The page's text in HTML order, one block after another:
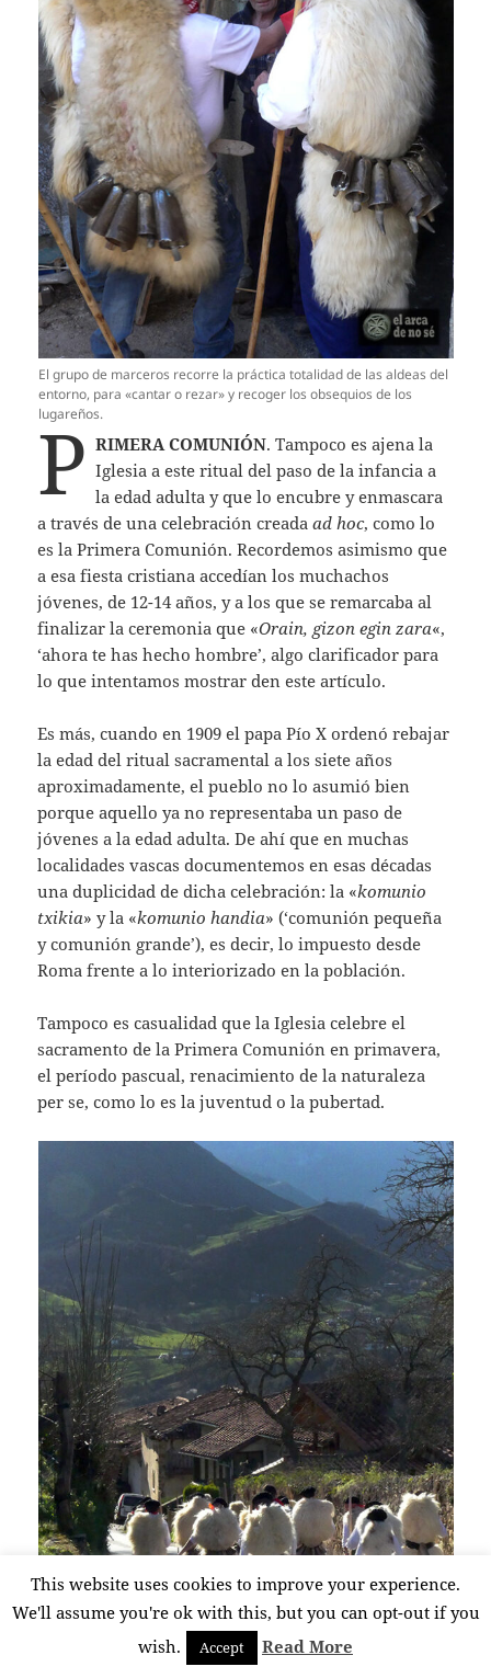
El grupo de marceros recorre la práctica totalidad de las aldeas del
entorno, para «cantar o rezar» y recoger los obsequios de los
lugareños.
P RIMERA COMUNIÓN. Tampoco es ajena la
Iglesia a este ritual del paso de la infancia a
la edad adulta y que lo encubre y enmascara
a través de una celebración creadaad hoc, como lo
es la Primera Comunión. Recordemos asimismo que
a esa fiesta cristiana accedían los muchachos
jóvenes, de 12-14 años, y a los que se remarcaba al
finalizar la ceremonia que «Orain, gizon egin zara«,
‘ahora te has hecho hombre’, algo clarificador para
lo que intentamos mostrar den este artículo.
Es más, cuando en 1909 el papa Pío X ordenó rebajar
la edad del ritual sacramental a los siete años
aproximadamente, el pueblo no lo asumió bien
porque aquello ya no representaba un paso de
jóvenes a la edad adulta. De ahí que en muchas
localidades vascas documentemos en esas décadas
una duplicidad de dicha celebración: la «komunio
txikia» y la «komunio handia» (‘comunión pequeña
y comunión grande’), es decir, lo impuesto desde
Roma frente a lo interiorizado en la población.
Tampoco es casualidad que la Iglesia celebre el
sacramento de la Primera Comunión en primavera,
el período pascual, renacimiento de la naturaleza
per se, como lo es la juventud o la pubertad.
This website uses cookies to improve your experience.
We'll assume you're ok with this, but you can opt-out if you
wish.
Accept Read More